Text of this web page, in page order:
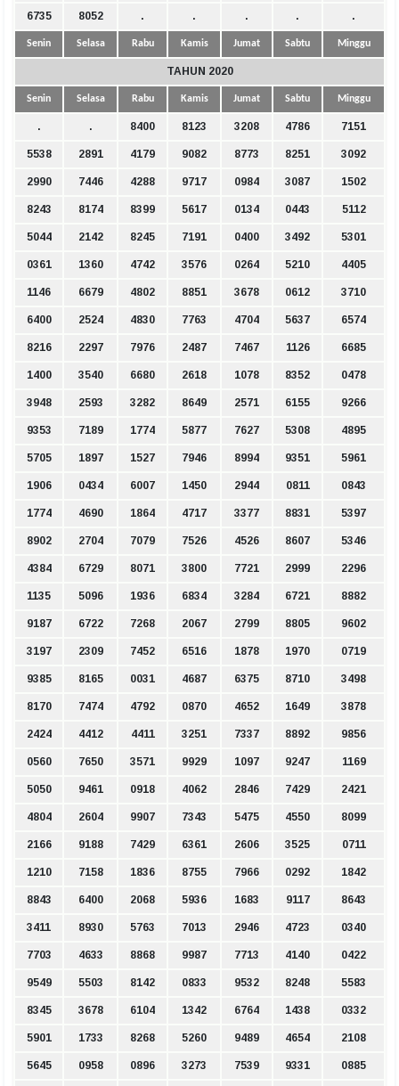
6735 8052 . . . . .
Senin Selasa Rabu Kamis Jumat Sabtu Minggu
TAHUN 2020
Senin Selasa Rabu Kamis Jumat Sabtu Minggu
. . 8400 8123 3208 4786 7151
5538 2891 4179 9082 8773 8251 3092
2990 7446 4288 9717 0984 3087 1502
8243 8174 8399 5617 0134 0443 5112
5044 2142 8245 7191 0400 3492 5301
0361 1360 4742 3576 0264 5210 4405
1146 6679 4802 8851 3678 0612 3710
6400 2524 4830 7763 4704 5637 6574
8216 2297 7976 2487 7467 1126 6685
1400 3540 6680 2618 1078 8352 0478
3948 2593 3282 8649 2571 6155 9266
9353 7189 1774 5877 7627 5308 4895
5705 1897 1527 7946 8994 9351 5961
1906 0434 6007 1450 2944 0811 0843
1774 4690 1864 4717 3377 8831 5397
8902 2704 7079 7526 4526 8607 5346
4384 6729 8071 3800 7721 2999 2296
1135 5096 1936 6834 3284 6721 8882
9187 6722 7268 2067 2799 8805 9602
3197 2309 7452 6516 1878 1970 0719
9385 8165 0031 4687 6375 8710 3498
8170 7474 4792 0870 4652 1649 3878
2424 4412 4411 3251 7337 8892 9856
0560 7650 3571 9929 1097 9247 1169
5050 9461 0918 4062 2846 7429 2421
4804 2604 9907 7343 5475 4550 8099
2166 9188 7429 6361 2606 3525 0711
1210 7158 1836 8755 7966 0292 1842
8843 6400 2068 5936 1683 9117 8643
3411 8930 5763 7013 2946 4723 0340
7703 4633 8868 9987 7713 4140 0422
9549 5503 8142 0833 9532 8248 5583
8345 3678 6104 1342 6764 1438 0332
5901 1733 8268 5260 9489 4654 2108
5645 0958 0896 3273 7539 9331 0885